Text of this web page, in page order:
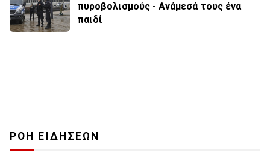
πυροβολισμούς - Ανάμεσά τους ένα
παιδί
ΡΟΗ ΕΙΔΗΣΕΩΝ